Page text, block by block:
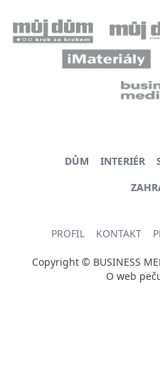
DŮM INTERIÉR
PROFIL KONTAKT
Copyright © BUSINESS